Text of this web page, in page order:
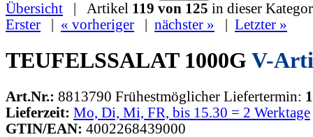
Übersicht | Artikel 119 von 125 in dieser
Erster
« vorheriger nächster » Letzter »
TEUFELSSALAT 1000G V-
Art.Nr.: 8813790 Frühestmöglicher Liefertermin:
Lieferzeit: Mo, Di, Mi, FR, bis 15.30 = 2 Werktage
GTIN/EAN: 4002268439000